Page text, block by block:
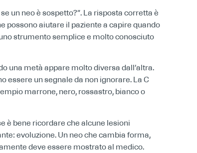
un neo è sospetto?”. La risposta corretta è
possono aiutare il paziente a capire quando
strumento semplice e molto conosciuto
una metà appare molto diversa dall’altra.
essere un segnale da non ignorare. La C
marrone, nero, rossastro, bianco o
è bene ricordare che alcune lesioni
evoluzione. Un neo che cambia forma,
deve essere mostrato al medico.